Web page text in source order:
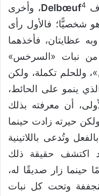
Delbœuf4
، وأخرى
شخصيًّا؛ فالأول رأى
عظايتان، فأخذهما
من نبات «السرخس»
»، وللحلم تكملة، ولكن
ينمو على الحائط،
أن معرفته بذلك
حيرته زادت حينما
وتُدعى باللاتينية
اكتشف حقيقة ذلك
حينما زار صديقًا له،
وتحت كل نبات